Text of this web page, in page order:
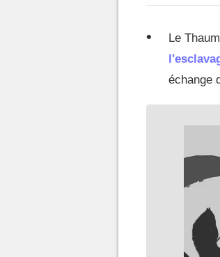
Le
échange